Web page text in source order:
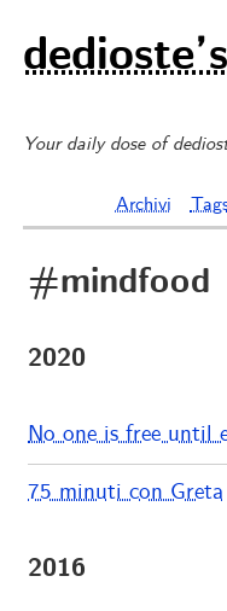
dedioste’s
Your daily dose of
Archivi
#mindfood
2020
No one is free until
75 minuti con Greta
2016